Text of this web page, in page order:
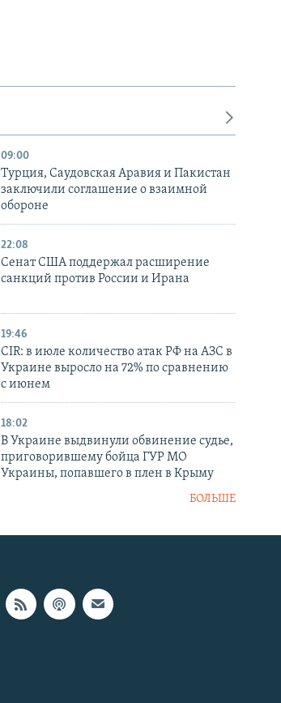
09:00
Турция, Саудовская Аравия и Пакистан
заключили соглашение о взаимной
обороне
22:08
Сенат США поддержал расширение
санкций против России и Ирана
19:46
CIR: в июле количество атак РФ на АЗС в
Украине выросло на 72% по сравнению
с июнем
18:02
В Украине выдвинули обвинение судье,
приговорившему бойца ГУР МО
Украины, попавшего в плен в Крыму
БОЛЬШЕ